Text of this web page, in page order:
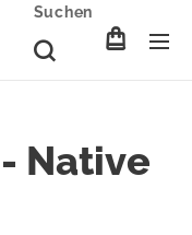
Suchen
Native